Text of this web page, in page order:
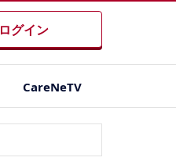
ログイン
CareNeTV